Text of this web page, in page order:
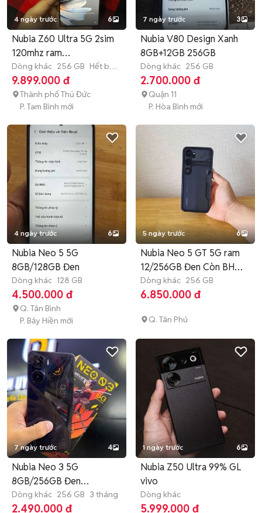
4 ngày trước 6
Nubia Z60 Ultra 5G 2sim
120mhz ram
12GB+12gb/256GB
Dòng khác 256 GB Hết bảo
hành
9.899.000 đ
Thành phố Thủ Đức
P. Tam Bình mới
7 ngày trước 3
Nubia V80 Design Xanh
8GB+12GB 256GB
Dòng khác 256 GB
2.700.000 đ
Quận 11
P. Hòa Bình mới
4 ngày trước 6
Nubia Neo 5 5G
8GB/128GB Đen
Dòng khác 128 GB
4.500.000 đ
Q. Tân Bình
P. Bảy Hiền mới
5 ngày trước 6
Nubia Neo 5 GT 5G ram
12/256GB Đen Còn BH
99% gl
Dòng khác 256 GB
6.850.000 đ
Q. Tân Phú
7 ngày trước 4
Nubia Neo 3 5G
8GB/256GB Đen
FULLBOX SẠC
Dòng khác 256 GB 3 tháng
2.490.000 đ
1 ngày trước 6
Nubia Z50 Ultra 99% GL
vivo
Dòng khác
5.999.000 đ